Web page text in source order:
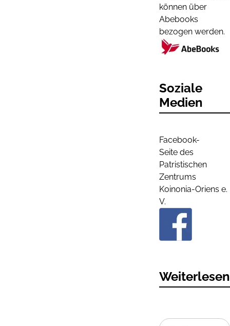
können über
Abebooks
bezogen werden.
Soziale
Medien
Facebook-
Seite des
Patristischen
Zentrums
Koinonia-Oriens e.
V.